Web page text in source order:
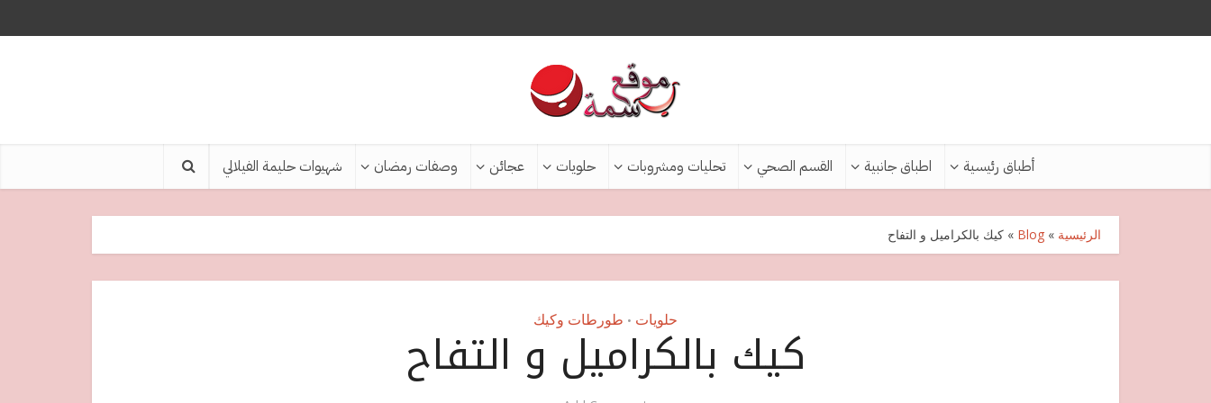
أطباق رئيسية اطباق جانبية القسم الصحي تحليات ومشروبات حلويات عجائن وصفات رمضان شهيوات حليمة الفيلالي
الرئيسية »
Blog
» كيك بالكراميل و التفاح
حلويات • طورطات وكيك
كيك بالكراميل و التفاح